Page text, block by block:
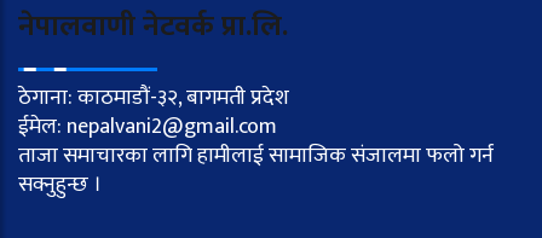
नेपालवाणी नेटवर्क प्रा.लि.
ठेगाना: काठमाडौं-३२, बागमती प्रदेश
ईमेल: nepalvani2@gmail.com
ताजा समाचारका लागि हामीलाई सामाजिक संजालमा फलो गर्न
सक्नुहुन्छ ।